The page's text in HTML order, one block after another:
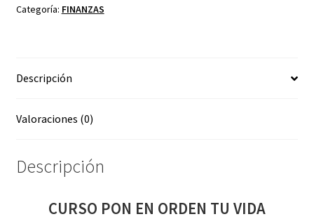
TU
SANTOS
Categoría: FINANZAS
Descripción
Valoraciones (0)
Descripción
CURSO PON EN ORDEN TU VIDA